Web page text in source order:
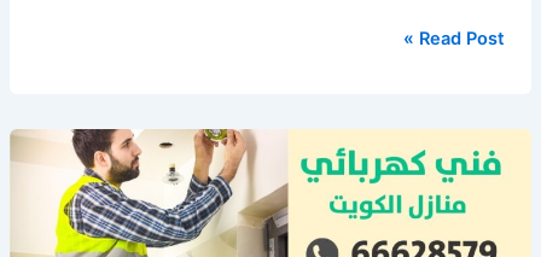
فني
/
66628579
/
كهربائي
منازل
Read Post »